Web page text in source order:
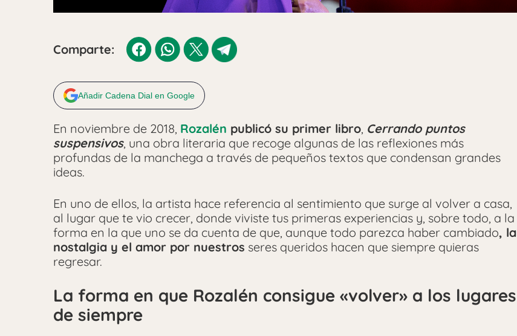
Comparte:
Añadir Cadena Dial en Google
En noviembre de 2018, Rozalén publicó su primer libro, Cerrando puntos
suspensivos, una obra literaria que recoge algunas de las reflexiones más
profundas de la manchega a través de pequeños textos que condensan grandes
ideas.
En uno de ellos, la artista hace referencia al sentimiento que surge al volver a casa,
al lugar que te vio crecer, donde viviste tus primeras experiencias y, sobre todo, a la
forma en la que uno se da cuenta de que, aunque todo parezca haber cambiado, la
nostalgia y el amor por nuestros seres queridos hacen que siempre quieras
regresar.
La forma en que Rozalén consigue «volver» a los lugares
de siempre